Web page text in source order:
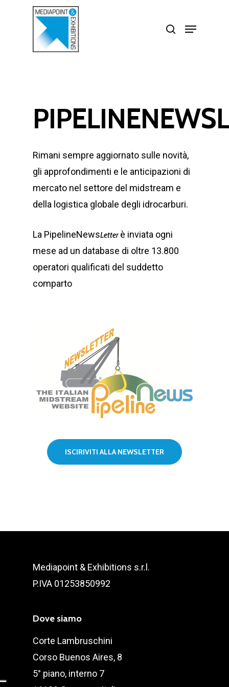
Menu
Rimani sempre aggiornato sulle novità,
gli approfondimenti e le anticipazioni di
mercato nel settore del midstream e
della logistica globale degli idrocarburi.
La PipelineNewsLetterè inviata ogni
mese ad un database di oltre 13.800
operatori qualificati del suddetto
comparto
ISCIRIVITI ALLA NEWSLETTER
Mediapoint & Exhibitions s.r.l.
P.IVA 01253850992
Dove siamo
Corte Lambruschini
Corso Buenos Aires, 8
5° piano, interno 7